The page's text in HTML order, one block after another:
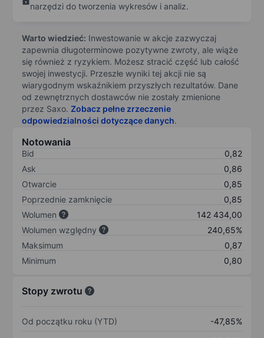
narzędzi do tworzenia wykresów i analiz.
Warto wiedzieć: Inwestowanie w akcje zazwyczaj
zapewnia długoterminowe pozytywne zwroty, ale wiąże
się również z ryzykiem. Możesz stracić część lub całość
swojej inwestycji. Przeszłe wyniki tej akcji nie są
wiarygodnym wskaźnikiem przyszłych rezultatów. Dane
od zewnętrznych dostawców nie zostały zmienione
przez Saxo. Zobacz pełne zrzeczenie
odpowiedzialności dotyczące danych.
Notowania
Bid
0,82
Ask
0,86
Otwarcie
0,85
Poprzednie zamknięcie
0,85
Wolumen
142 434,00
Wolumen względny
240,65%
Maksimum
0,87
Minimum
0,80
Stopy zwrotu
Od początku roku (YTD)
-47,85%